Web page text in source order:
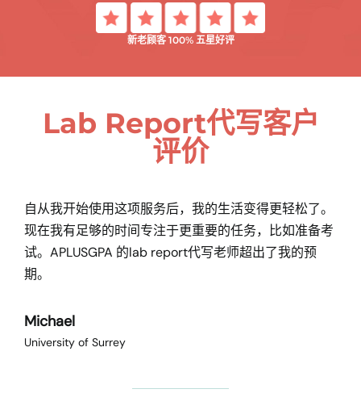
新老顾客 100% 五星好评
Lab Report代写客户
评价
自从我开始使用这项服务后，我的生活变得更轻松了。
现在我有足够的时间专注于更重要的任务，比如准备考
试。APLUSGPA 的lab report代写老师超出了我的预
期。
Michael
University of Surrey